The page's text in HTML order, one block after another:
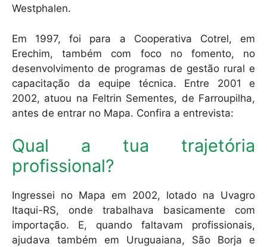
Westphalen.
Em 1997, foi para a Cooperativa Cotrel, em
Erechim, também com foco no fomento, no
desenvolvimento de programas de gestão rural e
capacitação da equipe técnica. Entre 2001 e
2002, atuou na Feltrin Sementes, de Farroupilha,
antes de entrar no Mapa. Confira a entrevista:
Qual a tua trajetória
profissional?
Ingressei no Mapa em 2002, lotado na Uvagro
Itaqui-RS, onde trabalhava basicamente com
importação. E, quando faltavam profissionais,
ajudava também em Uruguaiana, São Borja e